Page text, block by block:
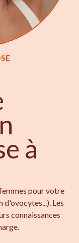
à
pour votre
Les
connaissances